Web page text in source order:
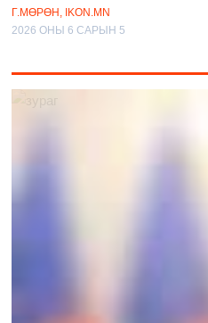
Г.МӨРӨН, IKON.MN
2026 ОНЫ 6 САРЫН 5